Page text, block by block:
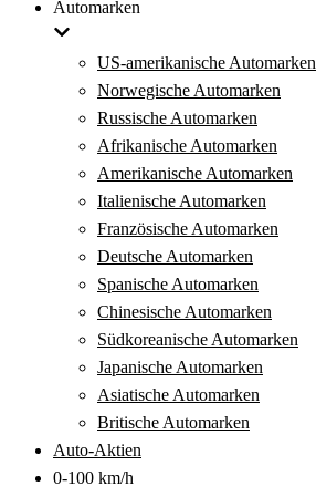
Automarken
US-amerikanische Automarken
Norwegische Automarken
Russische Automarken
Afrikanische Automarken
Amerikanische Automarken
Italienische Automarken
Französische Automarken
Deutsche Automarken
Spanische Automarken
Chinesische Automarken
Südkoreanische Automarken
Japanische Automarken
Asiatische Automarken
Britische Automarken
Auto-Aktien
0-100 km/h